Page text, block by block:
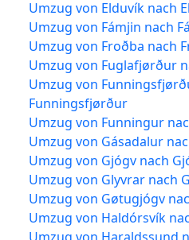
Umzug von Elduvík nach
Umzug von Fámjin nach
Umzug von Froðba nach
Umzug von Fuglafjørður
Umzug von
Funningsfjørður
Umzug von Funningur
Umzug von Gásadalur
Umzug von Gjógv nach
Umzug von Glyvrar nach
Umzug von Gøtugjógv
Umzug von Haldórsvík